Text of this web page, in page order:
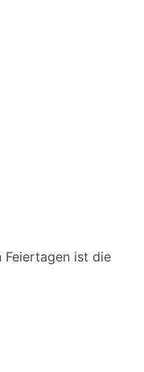
Feiertagen ist die